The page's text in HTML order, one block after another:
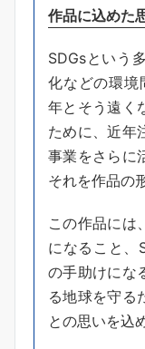
作品に込めた
SDGsという
化などの環境
年とそう遠く
ために、近年
事業をさらに
それを作品の
この作品には
になること、
の手助けにな
る地球を守る
との思いを込